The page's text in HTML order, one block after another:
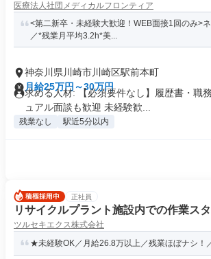
医療法人社団メディカルフロンティア
<第二新卒・未経験大歓迎！WEB面接1回のみ>
／*残業月平均3.2h*美...
神奈川県川崎市川崎区駅前本町
月給25万円～30万円
求める人材: 【必須要件なし】履歴書・職
ュアル面談も歓迎 未経験歓...
残業なし 駅近5分以内
正社員
リサイクルプラント施設内での作業ス
ツルセキエクス株式会社
★未経験OK／月給26.8万以上／残業ほぼナシ！